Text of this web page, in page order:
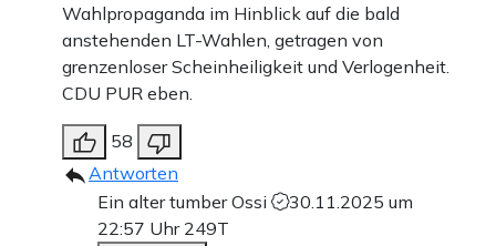
Wahlpropaganda im Hinblick auf die bald
anstehenden LT-Wahlen, getragen von
grenzenloser Scheinheiligkeit und Verlogenheit.
CDU PUR eben.
58
Antworten
Ein alter tumber Ossi
30.11.2025 um
22:57 Uhr 249T